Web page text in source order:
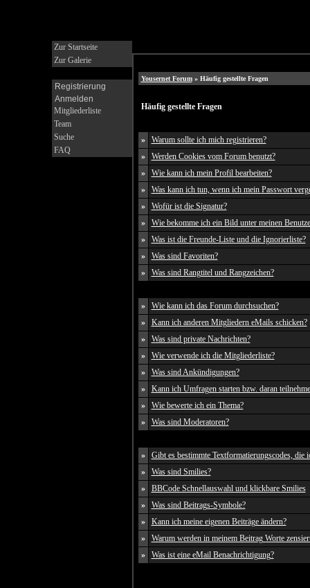
Zur Startseite
Zur Galerie
Registrierung
Anmelden
Mitgliederliste
Team
Suche
FAQ
Yousernet Forum» Häufig gestellte Fragen
Häufig gestellte Fragen
»
Warum sollte ich mich registrieren?
»
Werden Cookies vom Forum benutzt?
»
Wie kann ich mein Profil bearbeiten?
»
Was kann ich tun, wenn ich mein Passwort
»
Wofür ist die Signatur?
»
Wie bekomme ich ein Bild unter meinen
»
Was ist die Freunde-Liste und die Ignorierliste?
»
Was sind Favoriten?
»
Was sind Rangtitel und Rangzeichen?
»
Wie kann ich das Forum durchsuchen?
»
Kann ich anderen Mitgliedern eMails schicken?
»
Was sind private Nachrichten?
»
Wie verwende ich die Mitgliederliste?
»
Was sind Ankündigungen?
»
Kann ich Umfragen starten bzw. daran
»
Wie bewerte ich ein Thema?
»
Was sind Moderatoren?
»
Gibt es bestimmte Textformatierungscodes, die
»
Was sind Smilies?
»
BBCode Schnellauswahl und klickbare Smilies
»
Was sind Beitrags-Symbole?
»
Kann ich meine eigenen Beiträge ändern?
»
Warum werden in meinem Beitrag Worte
»
Was ist eine eMail Benachrichtigung?